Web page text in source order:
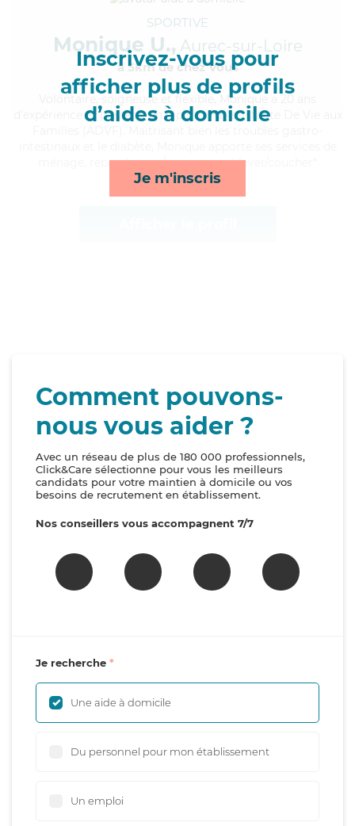
Inscrivez-vous pour
afficher plus de profils
d’aides à domicile
Je m'inscris
SPORTIVE
Monique U., Aurec-sur-Loire
à 5km de chez Vous
, soigneuse et flexible, Monique a 20 ans
d'expérience et possède un diplôme d'Assistante De Vie aux
ménage, repas, lessive/repassage et lever/coucher*
Comment pouvons-
nous vous aider ?
Avec un réseau de plus de 180 000 professionnels,
Click&Care sélectionne pour vous les meilleurs
candidats pour votre maintien à domicile ou vos
besoins de recrutement en établissement.
Nos conseillers vous accompagnent 7/7
Je recherche
Une aide à domicile
Du personnel pour mon établissement
Un emploi